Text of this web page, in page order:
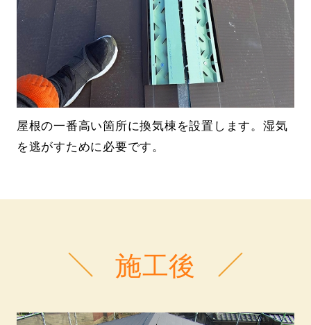
屋根の一番高い箇所に換気棟を設置します。湿気
を逃がすために必要です。
施工後